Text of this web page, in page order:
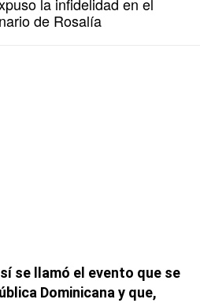
de Rosalía
se llamó el evento que se
Dominicana y que,